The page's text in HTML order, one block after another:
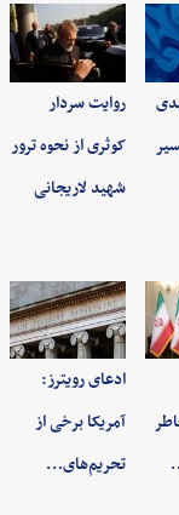
روایت سردار
کوثری از نحوه ترور
شهید لاریجانی
ادعای رویترز:
آمریکا برخی از
تحریم‌های…